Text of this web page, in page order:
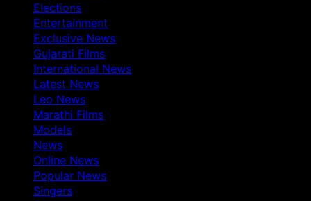
Elections
Entertainment
Exclusive News
Gujarati Films
International News
Latest News
Leo News
Marathi Films
Models
News
Online News
Popular News
Singers